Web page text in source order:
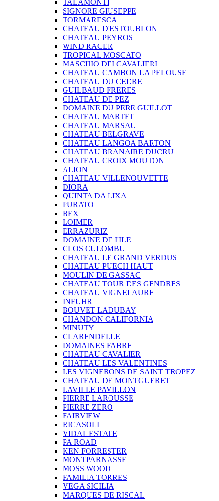
TALAMONTI
SIGNORE GIUSEPPE
TORMARESCA
CHATEAU D'ESTOUBLON
CHATEAU PEYROS
WIND RACER
TROPICAL MOSCATO
MASCHIO DEI CAVALIERI
CHATEAU CAMBON LA PELOUSE
CHATEAU DU CEDRE
GUILBAUD FRERES
CHATEAU DE PEZ
DOMAINE DU PERE GUILLOT
CHATEAU MARTET
CHATEAU MARSAU
CHATEAU BELGRAVE
CHATEAU LANGOA BARTON
CHATEAU BRANAIRE DUCRU
CHATEAU CROIX MOUTON
ALION
CHATEAU VILLENOUVETTE
DIORA
QUINTA DA LIXA
PURATO
BEX
LOIMER
ERRAZURIZ
DOMAINE DE I'ILE
CLOS CULOMBU
CHATEAU LE GRAND VERDUS
CHATEAU PUECH HAUT
MOULIN DE GASSAC
CHATEAU TOUR DES GENDRES
CHATEAU VIGNELAURE
INFUHR
BOUVET LADUBAY
CHANDON CALIFORNIA
MINUTY
CLARENDELLE
DOMAINES FABRE
CHATEAU CAVALIER
CHATEAU LES VALENTINES
LES VIGNERONS DE SAINT TROPEZ
CHATEAU DE MONTGUERET
LAVILLE PAVILLON
PIERRE LAROUSSE
PIERRE ZERO
FAIRVIEW
RICASOLI
VIDAL ESTATE
PA ROAD
KEN FORRESTER
MONTPARNASSE
MOSS WOOD
FAMILIA TORRES
VEGA SICILIA
MARQUES DE RISCAL